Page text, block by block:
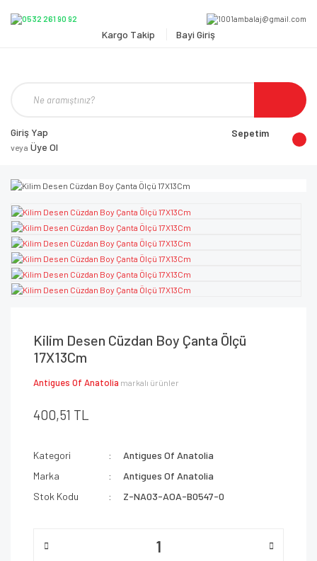
Kargo Takip Bayi Giriş
Giriş Yap
veya Üye Ol
Sepetim
Kilim Desen Cüzdan Boy Çanta Ölçü
17X13Cm
Antigues Of Anatolia markalı ürünler
400,51 TL
Kategori
Antigues Of Anatolia
Marka
Antigues Of Anatolia
Stok Kodu
Z-NA03-AOA-B0547-0